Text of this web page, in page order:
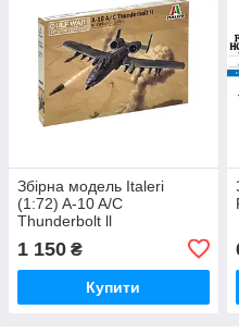
Збірна модель Italeri
(1:72) A-10 A/C
Thunderbolt ll
1 150 ₴
Купити